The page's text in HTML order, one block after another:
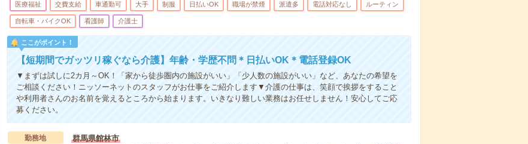
医療福祉 交費支給 車通勤可 大手 制服 日払いOK 職場が禁煙 派遣多 電話対応なし ルーティン
自転車・バイクOK 看護師 介護士
ここがポイント！
【短期間でガッツリ稼ぐなら介護】年齢・学歴不問＊日払いOK＊電話登録OK
▼まずは試しに2カ月～OK！「家から徒歩圏内の施設がいい」「少人数の施設がいい」など、あなたの希望を
ご相談ください！ニッソーネットのスタッフがお仕事をご紹介します▼介護の仕事は、笑顔で挨拶をすること
や利用者さんのお名前を覚えるところから始まります。いきなり難しい業務はお任せしません！安心してご応
募ください。
勤務地
群馬県館林市